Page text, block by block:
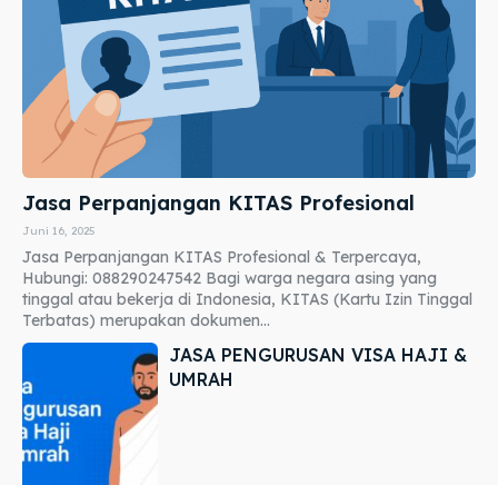
Jasa Perpanjangan KITAS Profesional
Juni 16, 2025
Jasa Perpanjangan KITAS Profesional & Terpercaya,
Hubungi: 088290247542 Bagi warga negara asing yang
tinggal atau bekerja di Indonesia, KITAS (Kartu Izin Tinggal
Terbatas) merupakan dokumen...
JASA PENGURUSAN VISA HAJI &
UMRAH